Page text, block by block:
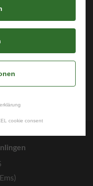
Informationsportal
cookie consent